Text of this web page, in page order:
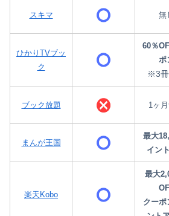
スキマ 無
ひかりTVブッ
ク
60％
ポ
※3
ブック放題 1ヶ
まんが王国
最大
イン
楽天Kobo
最大
クーポ